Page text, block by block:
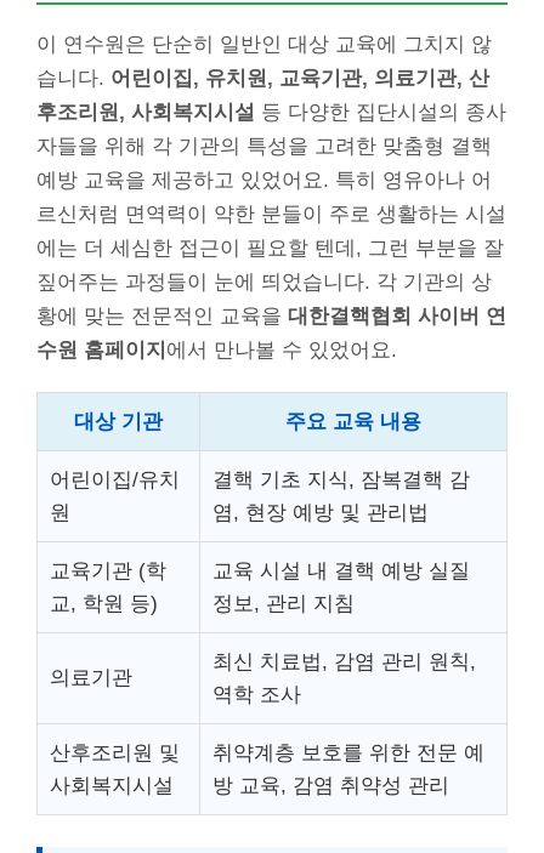
이 연수원은 단순히 일반인 대상 교육에 그치지 않
습니다. 어린이집, 유치원, 교육기관, 의료기관, 산
후조리원, 사회복지시설 등 다양한 집단시설의 종사
자들을 위해 각 기관의 특성을 고려한 맞춤형 결핵
예방 교육을 제공하고 있었어요. 특히 영유아나 어
르신처럼 면역력이 약한 분들이 주로 생활하는 시설
에는 더 세심한 접근이 필요할 텐데, 그런 부분을 잘
짚어주는 과정들이 눈에 띄었습니다. 각 기관의 상
황에 맞는 전문적인 교육을 대한결핵협회 사이버 연
수원 홈페이지 에서 만나볼 수 있었어요.
대상 기관 주요 교육 내용
어린이집/유치
원
결핵 기초 지식, 잠복결핵 감
염, 현장 예방 및 관리법
교육기관 (학
교, 학원 등)
교육 시설 내 결핵 예방 실질
정보, 관리 지침
의료기관
최신 치료법, 감염 관리 원칙,
역학 조사
산후조리원 및
사회복지시설
취약계층 보호를 위한 전문 예
방 교육, 감염 취약성 관리